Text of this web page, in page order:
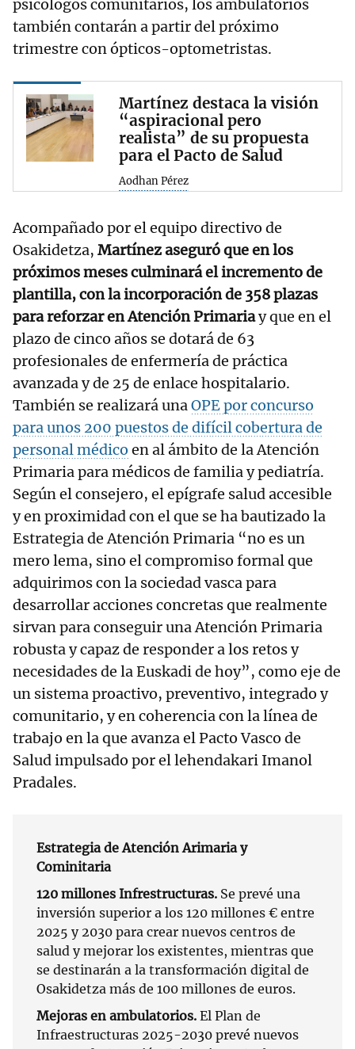
psicólogos comunitarios, los ambulatorios
también contarán a partir del próximo
trimestre con ópticos-optometristas.
Martínez destaca la visión
“aspiracional pero
realista” de su propuesta
para el Pacto de Salud
Aodhan Pérez
Acompañado por el equipo directivo de
Osakidetza, Martínez aseguró que en los
próximos meses culminará el incremento de
plantilla, con la incorporación de 358 plazas
para reforzar en Atención Primariay que en el
plazo de cinco años se dotará de 63
profesionales de enfermería de práctica
avanzada y de 25 de enlace hospitalario.
También se realizará unaOPE por concurso
para unos 200 puestos de difícil cobertura de
personal médico en al ámbito de la Atención
Primaria para médicos de familia y pediatría.
Según el consejero, el epígrafe salud accesible
y en proximidad con el que se ha bautizado la
Estrategia de Atención Primaria “no es un
mero lema, sino el compromiso formal que
adquirimos con la sociedad vasca para
desarrollar acciones concretas que realmente
sirvan para conseguir una Atención Primaria
robusta y capaz de responder a los retos y
necesidades de la Euskadi de hoy”, como eje de
un sistema proactivo, preventivo, integrado y
comunitario, y en coherencia con la línea de
trabajo en la que avanza el Pacto Vasco de
Salud impulsado por el lehendakari Imanol
Pradales.
Estrategia de Atención Arimaria y
Cominitaria
120 millones Infrestructuras. Se prevé una
inversión superior a los 120 millones € entre
2025 y 2030 para crear nuevos centros de
salud y mejorar los existentes, mientras que
se destinarán a la transformación digital de
Osakidetza más de 100 millones de euros.
Mejoras en ambulatorios. El Plan de
Infraestructuras 2025-2030 prevé nuevos